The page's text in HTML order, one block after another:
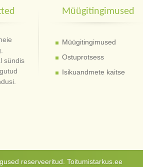
sündis
Müügitingimused
Müügitingimused
Ostuprotsess
Isikuandmete kaitse
reserveeritud. Toitumistarkus.ee